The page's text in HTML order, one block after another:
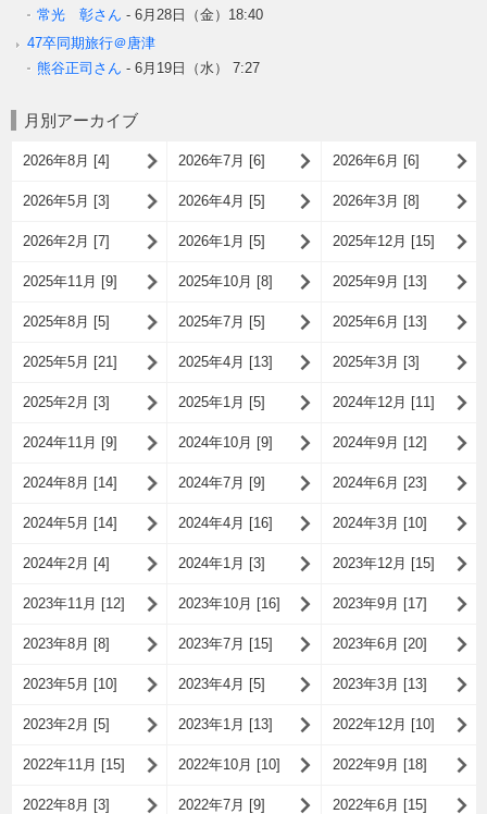
常光 彰さん - 6月28日（金）18:40
47卒同期旅行＠唐津
熊谷正司さん - 6月19日（水） 7:27
月別アーカイブ
2026年8月 [4] 2026年7月 [6] 2026年6月 [6]
2026年5月 [3] 2026年4月 [5] 2026年3月 [8]
2026年2月 [7] 2026年1月 [5] 2025年12月 [15]
2025年11月 [9] 2025年10月 [8] 2025年9月 [13]
2025年8月 [5] 2025年7月 [5] 2025年6月 [13]
2025年5月 [21] 2025年4月 [13] 2025年3月 [3]
2025年2月 [3] 2025年1月 [5] 2024年12月 [11]
2024年11月 [9] 2024年10月 [9] 2024年9月 [12]
2024年8月 [14] 2024年7月 [9] 2024年6月 [23]
2024年5月 [14] 2024年4月 [16] 2024年3月 [10]
2024年2月 [4] 2024年1月 [3] 2023年12月 [15]
2023年11月 [12] 2023年10月 [16] 2023年9月 [17]
2023年8月 [8] 2023年7月 [15] 2023年6月 [20]
2023年5月 [10] 2023年4月 [5] 2023年3月 [13]
2023年2月 [5] 2023年1月 [13] 2022年12月 [10]
2022年11月 [15] 2022年10月 [10] 2022年9月 [18]
2022年8月 [3] 2022年7月 [9] 2022年6月 [15]